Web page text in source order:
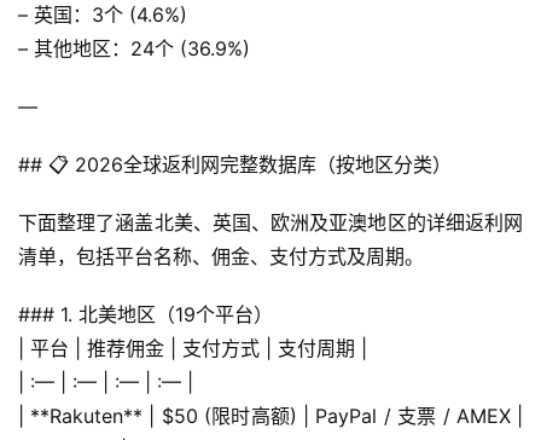
– 英国：3个 (4.6%)
– 其他地区：24个 (36.9%)
—
## 📋 2026全球返利网完整数据库（按地区分类）
下面整理了涵盖北美、英国、欧洲及亚澳地区的详细返利网
清单，包括平台名称、佣金、支付方式及周期。
### 1. 北美地区（19个平台）
| 平台 | 推荐佣金 | 支付方式 | 支付周期 |
| :— | :— | :— | :— |
| **Rakuten** | $50 (限时高额) | PayPal / 支票 / AMEX |